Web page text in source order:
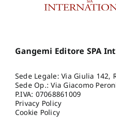
Gangemi Editore SPA
Sede Legale: Via Giulia 142,
Sede Op.: Via Giacomo
P.IVA: 07068861009
Privacy Policy
Cookie Policy